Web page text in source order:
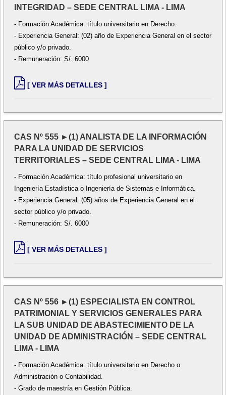
INTEGRIDAD – SEDE CENTRAL LIMA - LIMA
- Formación Académica: título universitario en Derecho.
- Experiencia General: (02) año de Experiencia General en el sector
público y/o privado.
- Remuneración: S/. 6000
[ VER MÁS DETALLES ]
CAS Nº 555 ►(1) ANALISTA DE LA INFORMACIÓN
PARA LA UNIDAD DE SERVICIOS
TERRITORIALES – SEDE CENTRAL LIMA - LIMA
- Formación Académica: título profesional universitario en
Ingeniería Estadística o Ingeniería de Sistemas e Informática.
- Experiencia General: (05) años de Experiencia General en el
sector público y/o privado.
- Remuneración: S/. 6000
[ VER MÁS DETALLES ]
CAS Nº 556 ►(1) ESPECIALISTA EN CONTROL
PATRIMONIAL Y SERVICIOS GENERALES PARA
LA SUB UNIDAD DE ABASTECIMIENTO DE LA
UNIDAD DE ADMINISTRACIÓN – SEDE CENTRAL
LIMA - LIMA
- Formación Académica: título universitario en Derecho o
Administración o Contabilidad.
- Grado de maestría en Gestión Pública.